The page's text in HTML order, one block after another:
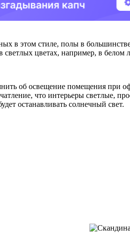
в этом стиле, полы в
светлых цветах, например, в белом
об освещение помещения при
что интерьеры светлые,
останавливать солнечный свет.